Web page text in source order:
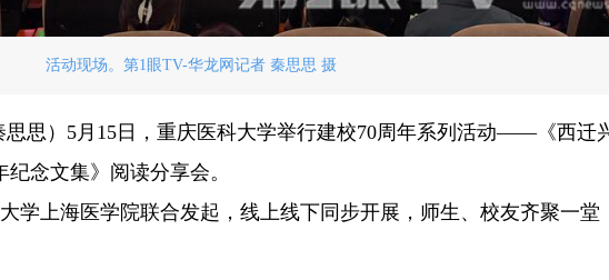
活动现场。第1眼TV-华龙网记者 秦思思 摄
思思）5月15日，重庆医科大学举行建校70周年系列活动——《西迁
念文集》阅读分享会。
学上海医学院联合发起，线上线下同步开展，师生、校友齐聚一堂